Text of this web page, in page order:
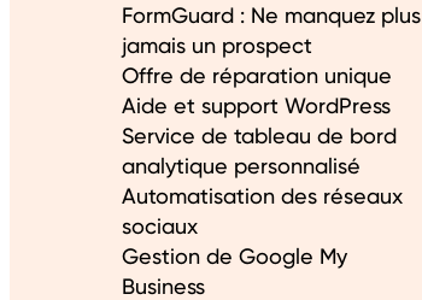
FormGuard : Ne manquez plus
jamais un prospect
Offre de réparation unique
Aide et support WordPress
Service de tableau de bord
analytique personnalisé
Automatisation des réseaux
sociaux
Gestion de Google My
Business